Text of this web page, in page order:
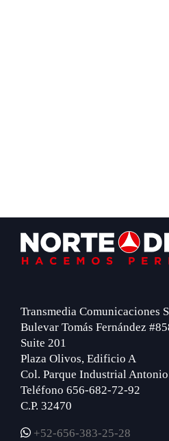
Footer
Transmedia Comunicaciones
Bulevar Tomás Fernández
Suite 201
Plaza Olivos, Edificio A
Col. Parque Industrial
Teléfono 656-682-72-92
C.P. 32470
+52-656-383-25-28